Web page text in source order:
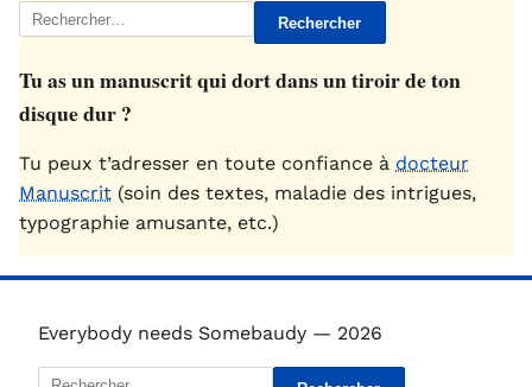
Rechercher :
Tu as un manuscrit qui dort dans un tiroir de ton
disque dur ?
Tu peux t’adresser en toute confiance à docteur
Manuscrit (soin des textes, maladie des intrigues,
typographie amusante, etc.)
Everybody needs Somebaudy — 2026
Rechercher :